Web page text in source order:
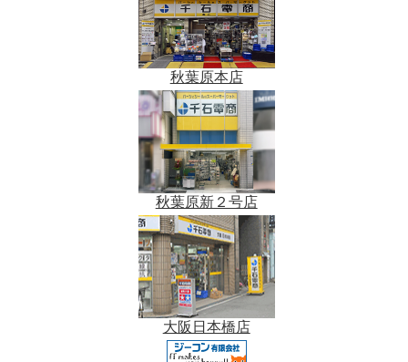
秋葉原本店
秋葉原新２号店
大阪日本橋店